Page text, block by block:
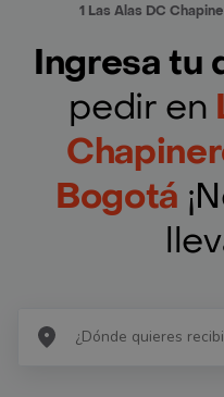
1 Las Alas DC
Ingresa tu
pedir en
Bogotá